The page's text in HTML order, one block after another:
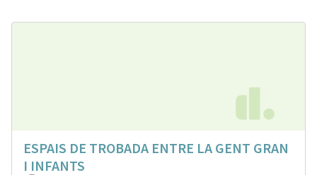
ESPAIS DE TROBADA ENTRE LA GENT GRAN
I INFANTS